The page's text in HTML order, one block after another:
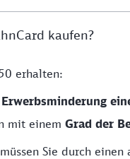
kaufen?
erhalten:
mit einem Grad der
Sie durch